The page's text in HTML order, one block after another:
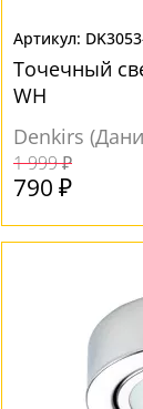
Точечный
WH
Denkirs
1 999 ₽
790 ₽